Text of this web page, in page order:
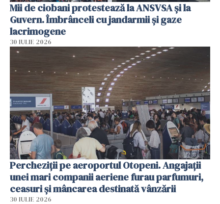
Mii de ciobani protestează la ANSVSA și la
Guvern. Îmbrânceli cu jandarmii și gaze
lacrimogene
30 IULIE 2026
Percheziții pe aeroportul Otopeni. Angajații
unei mari companii aeriene furau parfumuri,
ceasuri și mâncarea destinată vânzării
30 IULIE 2026